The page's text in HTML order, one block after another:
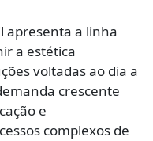
apresenta a linha
a estética
voltadas ao dia a
crescente
e
complexos de